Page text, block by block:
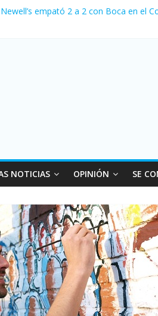
empató 2 a 2 con Boca en el
con más movimiento y
NOTICIAS OPINIÓN SE